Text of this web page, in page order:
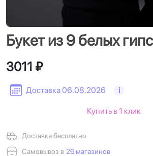
Букет из 9 белых
Доставка 06.08.2026 i
3011 ₽
Доставка бесплатно
Самовывоз в 26 магазинов
Купить в 1 клик